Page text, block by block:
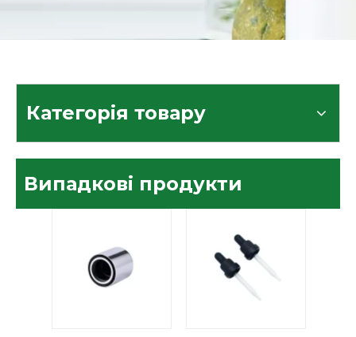
Категорія товару
Випадкові продукти